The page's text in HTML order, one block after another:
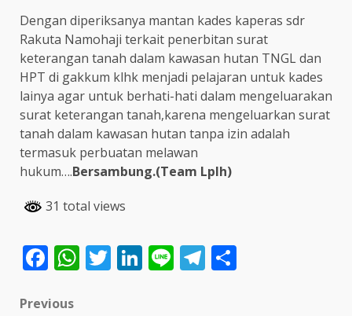
Dengan diperiksanya mantan kades kaperas sdr
Rakuta Namohaji terkait penerbitan surat
keterangan tanah dalam kawasan hutan TNGL dan
HPT di gakkum klhk menjadi pelajaran untuk kades
lainya agar untuk berhati-hati dalam mengeluarakan
surat keterangan tanah,karena mengeluarkan surat
tanah dalam kawasan hutan tanpa izin adalah
termasuk perbuatan melawan
hukum….Bersambung.(Team Lplh)
31 total views
Facebook
WhatsApp
Twitter
LinkedIn
LineTelegram
Post
Previous